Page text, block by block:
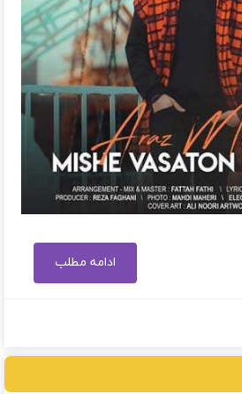
ادامه مطلب